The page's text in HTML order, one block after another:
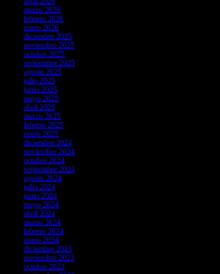
marzo 2026
febrero 2026
enero 2026
diciembre 2025
noviembre 2025
octubre 2025
septiembre 2025
agosto 2025
julio 2025
junio 2025
mayo 2025
abril 2025
marzo 2025
febrero 2025
enero 2025
diciembre 2024
noviembre 2024
octubre 2024
septiembre 2024
agosto 2024
julio 2024
junio 2024
mayo 2024
abril 2024
marzo 2024
febrero 2024
enero 2024
diciembre 2023
noviembre 2023
octubre 2023